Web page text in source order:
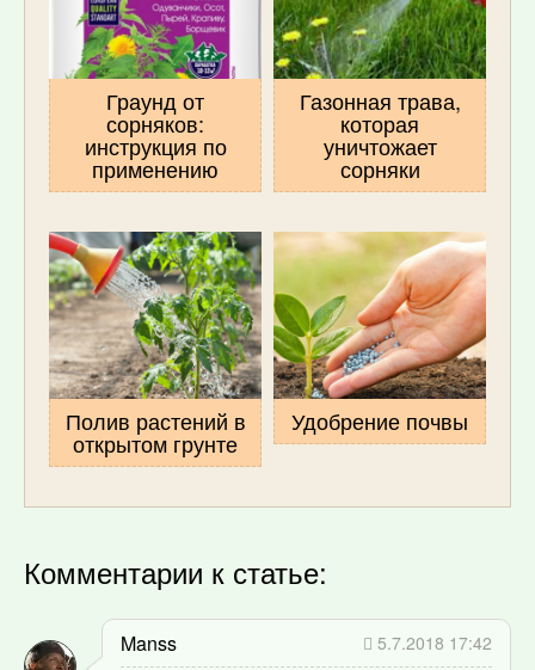
Граунд от
сорняков:
инструкция по
применению
Газонная трава,
которая
уничтожает
сорняки
Полив растений в
открытом грунте
Удобрение почвы
Комментарии к статье:
Manss 5.7.2018 17:42